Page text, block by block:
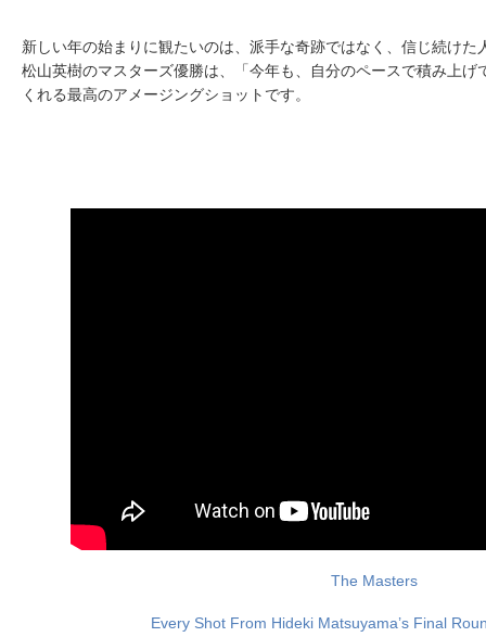
新しい年の始まりに観たいのは、派手な奇跡ではなく、信じ続けた
松山英樹のマスターズ優勝は、「今年も、自分のペースで積み上げ
くれる最高のアメージングショットです。
The Masters
Every Shot From Hideki Matsuyama’s Final